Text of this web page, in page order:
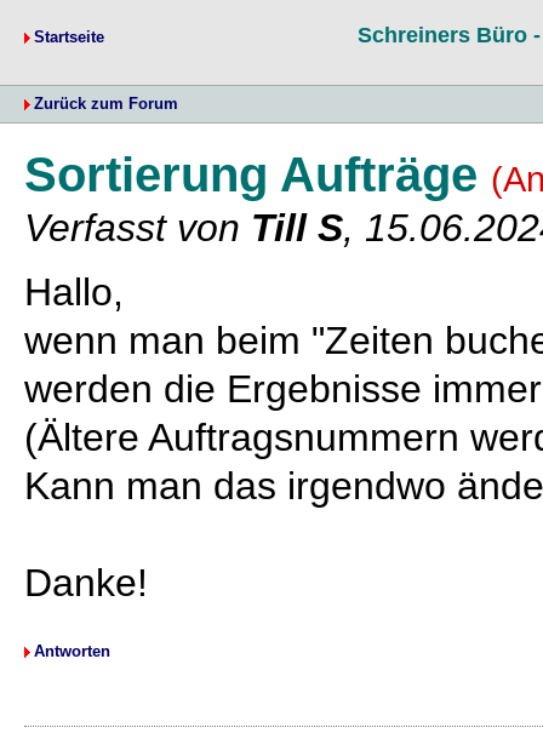
Startseite Schreiners Büro
Zurück zum Forum
Sortierung Aufträge
Verfasst von Till S,
Hallo,
wenn man beim "Zeiten
werden die Ergebnisse
(Ältere Auftragsnummern
Kann man das irgendwo
Danke!
Antworten